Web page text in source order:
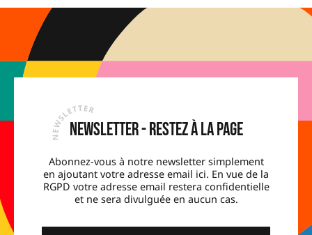
Newsletter - Restez à la page
Abonnez-vous à notre newsletter simplement
en ajoutant votre adresse email ici. En vue de la
RGPD votre adresse email restera confidentielle
et ne sera divulguée en aucun cas.